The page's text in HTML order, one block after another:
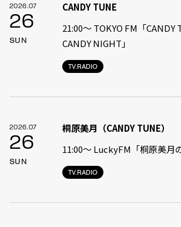
2026.07
26
SUN
TV.RADIO
CANDY TUNE
21:00〜 TOKYO FM「CANDY
CANDY NIGHT」
2026.07
26
SUN
TV.RADIO
桐原美月（CANDY TUNE）
11:00〜 LuckyFM「桐原美月